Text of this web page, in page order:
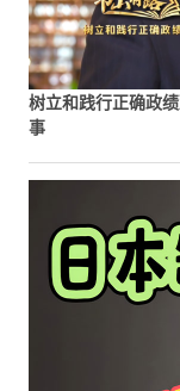
树立和践行正确政
事